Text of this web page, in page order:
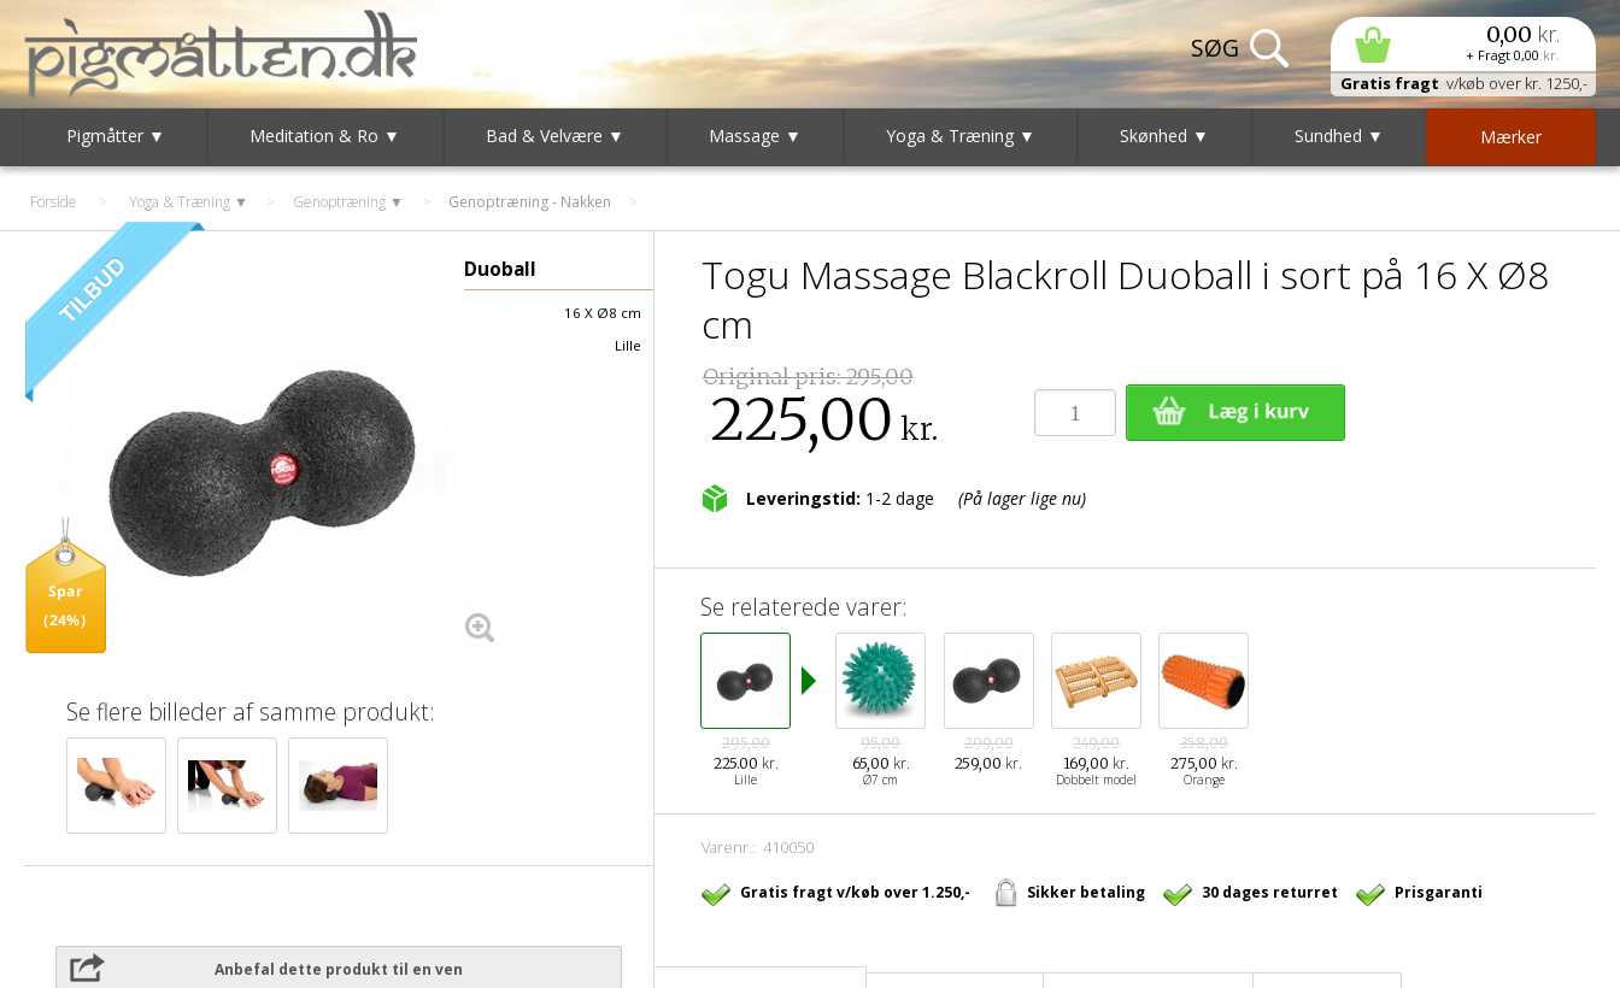
0,00 kr.
+ Fragt 0,00 kr.
Gratis fragt v/køb over kr. 1250,-
Pigmåtter ▼ Meditation & Ro ▼ Bad & Velvære ▼ Massage ▼ Yoga & Træning ▼ Skønhed ▼ Sundhed ▼ Mærker
Forside > Yoga & Træning ▼ > Genoptræning ▼ > Genoptræning - Nakken
Duoball
16 X Ø8 cm
Lille
Spar
(24%)
Se flere billeder af samme produkt:
Togu Massage Blackroll Duoball i sort på 16 X Ø8
cm
Original pris:295,00
225,00 kr.
Leveringstid: 1-2 dage (På lager lige nu)
Se relaterede varer:
295,00
225.00 kr.
Lille
95,00
65,00 kr.
Ø7 cm
299,00
259,00 kr.
249,00
169,00 kr.
Dobbelt model
358,00
275,00 kr.
Orange
Varenr.: 410050
Gratis fragt v/køb over 1.250,- Sikker betaling 30 dages returret Prisgaranti
Anbefal dette produkt til en ven